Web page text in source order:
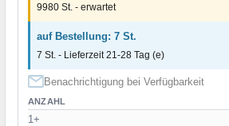
9980 St. - erwartet
auf Bestellung: 7 St.
7 St. - Lieferzeit 21-28 Tag (e)
Benachrichtigung bei Verfügbarkeit
ANZAHL
1+